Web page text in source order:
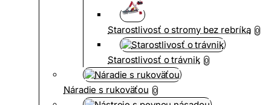
Starostlivosť o stromy bez rebríka 0
Starostlivosť o trávnik 0
Náradie s rukoväťou 0